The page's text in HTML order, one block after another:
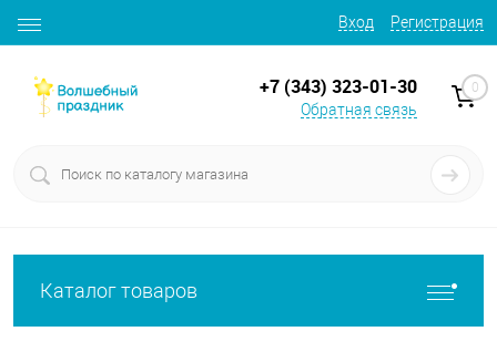
Вход Регистрация
+7 (343) 323-01-30
Обратная связь
0
Каталог товаров